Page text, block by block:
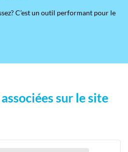
C’est un outil performant pour le
sur le site